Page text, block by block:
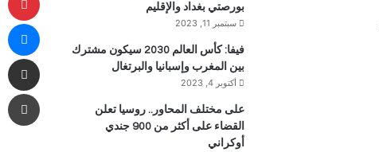
بورصتي بغداد والإقليم
سبتمبر 11, 2023
فيفا: كأس العالم 2030 سيكون مشترك
بين المغرب وإسبانيا والبرتغال
أكتوبر 4, 2023
على مختلف المحاور.. روسيا تعلن
القضاء على أكثر من 900 جندي
أوكراني